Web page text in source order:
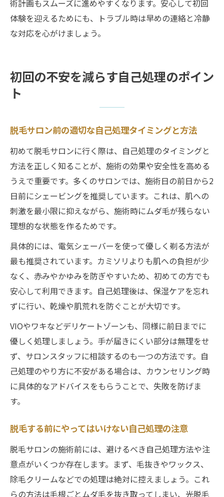
術計画もスムーズに進めやすくなります。安心して初回
体験を迎えるためにも、トラブル時は早めの連絡と冷静
な対応を心がけましょう。
初回の不安を減らす自己処理のポイン
ト
脱毛サロン前の適切な自己処理タイミングと方法
初めて脱毛サロンに行く際は、自己処理のタイミングと
方法を正しく知ることが、施術の効果や安全性を高める
うえで重要です。多くのサロンでは、施術日の前日から2
日前にシェービングを推奨しています。これは、肌への
刺激を最小限に抑えながら、施術時にムダ毛が残らない
理想的な状態を作るためです。
具体的には、電気シェーバーを使って優しく剃る方法が
最も推奨されています。カミソリよりも肌への負担が少
なく、赤みやかゆみを防ぎやすいため、初めての方でも
安心して利用できます。自己処理後は、保湿ケアを忘れ
ずに行い、乾燥や肌荒れを防ぐことが大切です。
VIOやワキなどデリケートゾーンも、同様に前日までに
優しく処理しましょう。手が届きにくい部分は無理をせ
ず、サロンスタッフに相談するのも一つの方法です。自
己処理のやり方に不安がある場合は、カウンセリング時
に具体的なアドバイスをもらうことで、失敗を防げま
す。
脱毛する前にやってはいけない自己処理の注意
脱毛サロンの施術前には、避けるべき自己処理方法や注
意点がいくつか存在します。まず、毛抜きやワックス、
除毛クリームなどでの処理は絶対に控えましょう。これ
らの方法は毛根ごとムダ毛を抜き取ってしまい、光脱毛